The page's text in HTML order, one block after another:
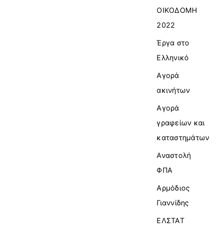
ΟΙΚΟΔΟΜΗ
2022
Έργα στο
Ελληνικό
Αγορά
ακινήτων
Αγορά
γραφείων και
καταστημάτων
Αναστολή
ΦΠΑ
Αρμόδιος
Γιαννίδης
ΕΛΣΤΑΤ